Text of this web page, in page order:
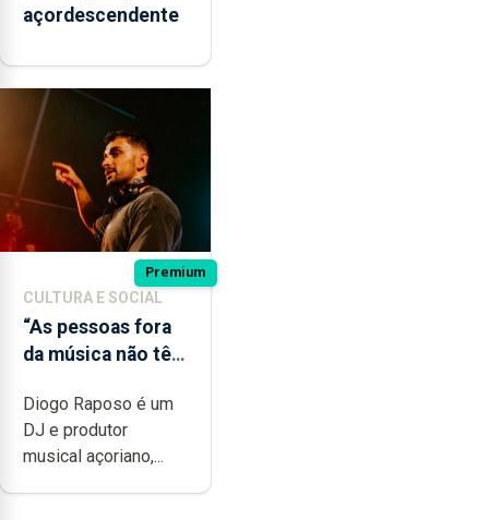
açordescendente
Premium
CULTURA E SOCIAL
“As pessoas fora
da música não têm
difícil é produzir
uma música”
Diogo Raposo é um
DJ e produtor
musical açoriano,...